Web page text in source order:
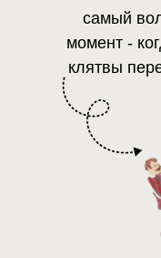
самый
момент -
клятвы